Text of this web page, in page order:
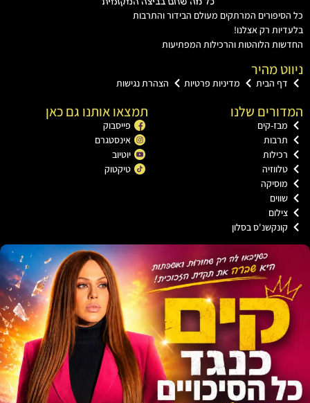
המרתקים מעולם הבידור והתרבות
רק אצלנו!
הלוהטות והרכילות המפתיעות
מהיר
הבית מדיניות פרטיות הצהרת נגישות
שלנו
קים
בסלון
תמצאו אותנו גם כאן
פייסבוק
אינסטגרם
יוטיוב
טיקטוק